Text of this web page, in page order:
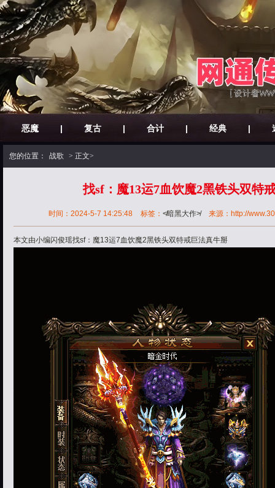
恶魔 | 复古 | 合计 | 经典 |
您的位置： 战歌 > 正文>
找sf：魔13运7血饮魔2黑铁头双特
时间：2024-5-7 14:25:48 标签： ≮暗黑大作≯ 来源：http://
本文由小编闪俊瑶找sf：魔13运7血饮魔2黑铁头双特戒巨法真牛掰